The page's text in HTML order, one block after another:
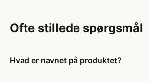
Ofte stillede spørgsmål
Hvad er navnet på produktet?